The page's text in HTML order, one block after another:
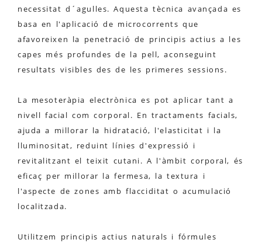
necessitat d´agulles. Aquesta tècnica avançada es
basa en l'aplicació de microcorrents que
afavoreixen la penetració de principis actius a les
capes més profundes de la pell, aconseguint
resultats visibles des de les primeres sessions.
La mesoteràpia electrònica es pot aplicar tant a
nivell facial com corporal. En tractaments facials,
ajuda a millorar la hidratació, l'elasticitat i la
lluminositat, reduint línies d'expressió i
revitalitzant el teixit cutani. A l'àmbit corporal, és
eficaç per millorar la fermesa, la textura i
l'aspecte de zones amb flacciditat o acumulació
localitzada.
Utilitzem principis actius naturals i fórmules